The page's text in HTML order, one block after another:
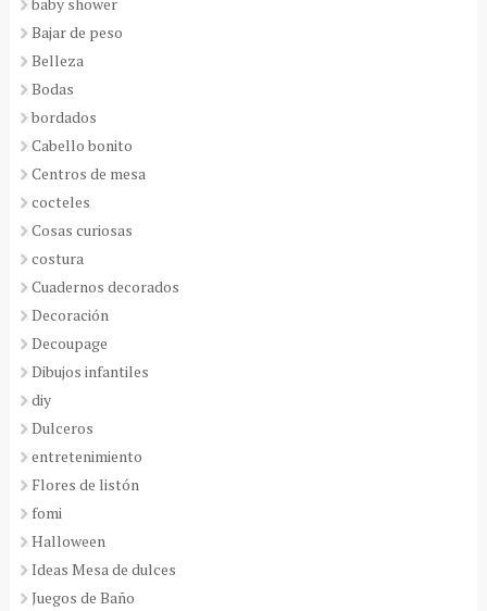
baby shower
Bajar de peso
Belleza
Bodas
bordados
Cabello bonito
Centros de mesa
cocteles
Cosas curiosas
costura
Cuadernos decorados
Decoración
Decoupage
Dibujos infantiles
diy
Dulceros
entretenimiento
Flores de listón
fomi
Halloween
Ideas Mesa de dulces
Juegos de Baño